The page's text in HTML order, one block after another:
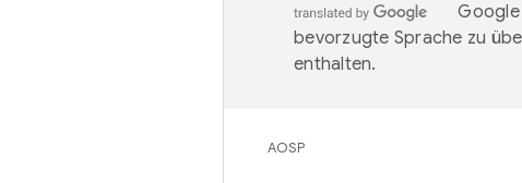
Google
bevorzugte Sprache zu
enthalten.
AOSP